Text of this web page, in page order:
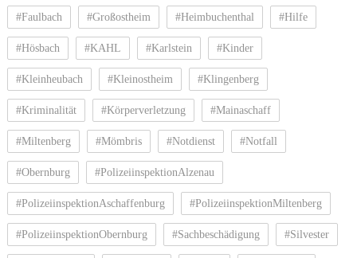
#Faulbach #Großostheim #Heimbuchenthal #Hilfe
#Hösbach #KAHL #Karlstein #Kinder
#Kleinheubach #Kleinostheim #Klingenberg
#Kriminalität #Körperverletzung #Mainaschaff
#Miltenberg #Mömbris #Notdienst #Notfall
#Obernburg #PolizeiinspektionAlzenau
#PolizeiinspektionAschaffenburg #PolizeiinspektionMiltenberg
#PolizeiinspektionObernburg #Sachbeschädigung #Silvester